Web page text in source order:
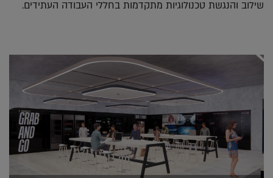
שילוב והנגשת טכנולוגיות מתקדמות בחללי העבודה העתידים.